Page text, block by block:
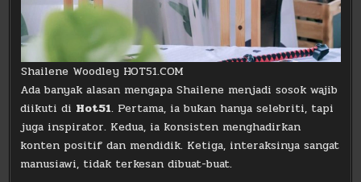
Shailene Woodley HOT51.COM
Ada banyak alasan mengapa Shailene menjadi sosok wajib
diikuti di Hot51. Pertama, ia bukan hanya selebriti, tapi
juga inspirator. Kedua, ia konsisten menghadirkan
konten positif dan mendidik. Ketiga, interaksinya sangat
manusiawi, tidak terkesan dibuat-buat.